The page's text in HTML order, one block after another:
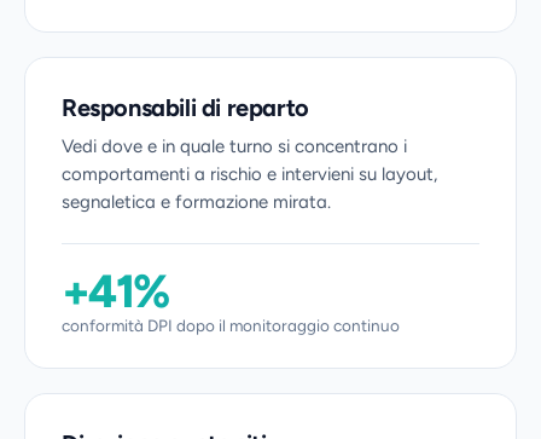
Responsabili di reparto
Vedi dove e in quale turno si concentrano i
comportamenti a rischio e intervieni su layout,
segnaletica e formazione mirata.
+41%
conformità DPI dopo il monitoraggio continuo